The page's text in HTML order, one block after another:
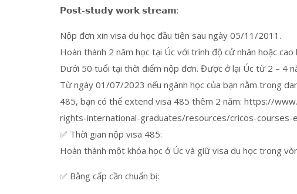
𝗣𝗼𝘀𝘁-𝘀𝘁𝘂𝗱𝘆 𝘄𝗼𝗿𝗸 𝘀𝘁𝗿𝗲𝗮𝗺:
Nộp đơn xin visa du học đầu tiên sau ngày 05/11/2011.
Hoàn thành 2 năm học tại Úc với trình độ cử nhân hoặc
Dưới 50 tuổi tại thời điểm nộp đơn. Được ở lại Úc từ 2 – 4
Từ ngày 01/07/2023 nếu ngành học của bạn nằm trong
485, bạn có thể extend visa 485 thêm 2 năm: https://
rights-international-graduates/resources/cricos-
✅ Thời gian nộp visa 485:
Hoàn thành một khóa học ở Úc và giữ visa du học trong
✅ Bằng cấp cần chuẩn bị: